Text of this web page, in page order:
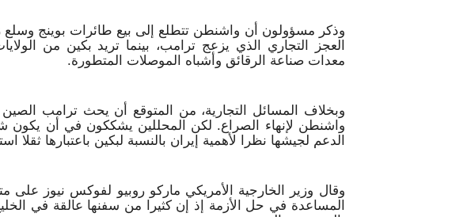
وذكر مسؤولون أن واشنطن تتطلع إلى بيع طائرات بوينج
العجز التجاري الذي يزعج ترامب، بينما تريد بكين من
معدات صناعة الرقائق وأشباه الموصلات المتطورة.
وبخلاف المسائل التجارية، من المتوقع أن يحث ترامب
واشنطن لإنهاء الصراع. لكن المحللين يشككون في أن
الدعم لجيشها نظرا لأهمية إيران بالنسبة لبكين باعتبارها ثقلا
وقال وزير الخارجية الأمريكي ماركو روبيو لفوكس نيوز
المساعدة في حل الأزمة إذ إن كثيرا من سفنها عالقة في